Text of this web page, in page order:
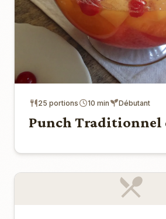
25 portions 10 min Débutant
Punch Traditionnel